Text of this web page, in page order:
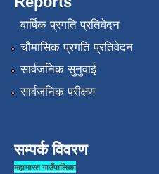
वार्षिक प्रगति प्रतिवेदन
चौमासिक प्रगति प्रतिवेदन
सार्वजनिक सुनुवाई
सार्वजनिक परीक्षण
सम्पर्क विवरण
महाभारत गाउँपालिका